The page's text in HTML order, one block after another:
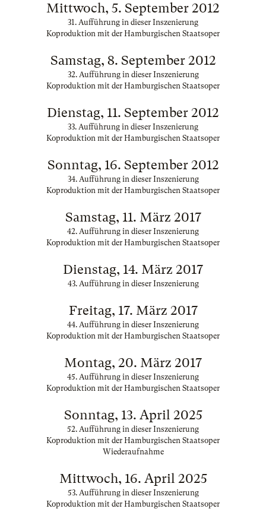
Mittwoch, 5. September 2012
31. Aufführung in dieser Inszenierung
Koproduktion mit der Hamburgischen Staatsoper
Samstag, 8. September 2012
32. Aufführung in dieser Inszenierung
Koproduktion mit der Hamburgischen Staatsoper
Dienstag, 11. September 2012
33. Aufführung in dieser Inszenierung
Koproduktion mit der Hamburgischen Staatsoper
Sonntag, 16. September 2012
34. Aufführung in dieser Inszenierung
Koproduktion mit der Hamburgischen Staatsoper
Samstag, 11. März 2017
42. Aufführung in dieser Inszenierung
Koproduktion mit der Hamburgischen Staatsoper
Dienstag, 14. März 2017
43. Aufführung in dieser Inszenierung
Freitag, 17. März 2017
44. Aufführung in dieser Inszenierung
Koproduktion mit der Hamburgischen Staatsoper
Montag, 20. März 2017
45. Aufführung in dieser Inszenierung
Koproduktion mit der Hamburgischen Staatsoper
Sonntag, 13. April 2025
52. Aufführung in dieser Inszenierung
Koproduktion mit der Hamburgischen Staatsoper
Wiederaufnahme
Mittwoch, 16. April 2025
53. Aufführung in dieser Inszenierung
Koproduktion mit der Hamburgischen Staatsoper